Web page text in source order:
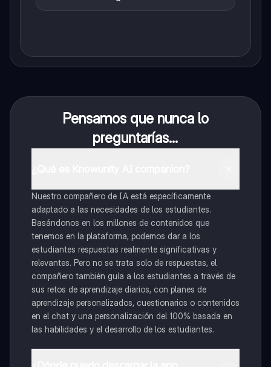
Pensamos que nunca lo
preguntarías...
Nuestro compañero de IA está específicamente
adaptado a las necesidades de los estudiantes.
Basándonos en los millones de contenidos que
tenemos en la plataforma, podemos dar a los
estudiantes respuestas realmente significativas y
relevantes. Pero no se trata solo de respuestas, el
compañero también guía a los estudiantes a través de
sus retos de aprendizaje diarios, con planes de
aprendizaje personalizados, cuestionarios o contenidos
en el chat y una personalización del 100% basada en
las habilidades y el desarrollo de los estudiantes.